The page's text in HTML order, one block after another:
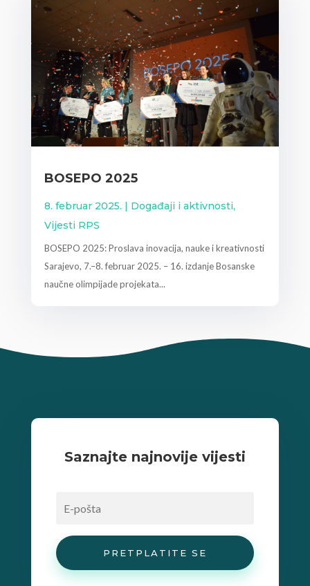
BOSEPO 2025
8. februar 2025. | Događaji i aktivnosti,
Vijesti RPS
BOSEPO 2025: Proslava inovacija, nauke i kreativnosti
Sarajevo, 7.–8. februar 2025. – 16. izdanje Bosanske
naučne olimpijade projekata...
Saznajte najnovije vijesti
PRETPLATITE SE